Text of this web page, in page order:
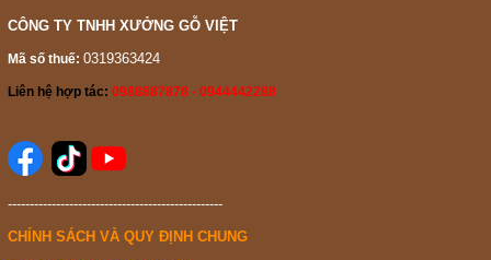
CÔNG TY TNHH XƯỞNG GỖ VIỆT
Mã số thuế: 0319363424
Liên hệ hợp tác: 0988887878 - 0944442288
-------------------------------------------------
CHÍNH SÁCH VÀ QUY ĐỊNH CHUNG